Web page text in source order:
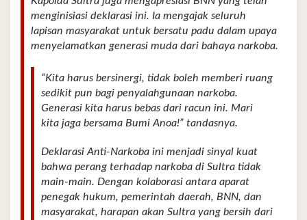
menginisiasi deklarasi ini. Ia mengajak seluruh
lapisan masyarakat untuk bersatu padu dalam upaya
menyelamatkan generasi muda dari bahaya narkoba.
“Kita harus bersinergi, tidak boleh memberi ruang
sedikit pun bagi penyalahgunaan narkoba.
Generasi kita harus bebas dari racun ini. Mari
kita jaga bersama Bumi Anoa!” tandasnya.
Deklarasi Anti-Narkoba ini menjadi sinyal kuat
bahwa perang terhadap narkoba di Sultra tidak
main-main. Dengan kolaborasi antara aparat
penegak hukum, pemerintah daerah, BNN, dan
masyarakat, harapan akan Sultra yang bersih dari